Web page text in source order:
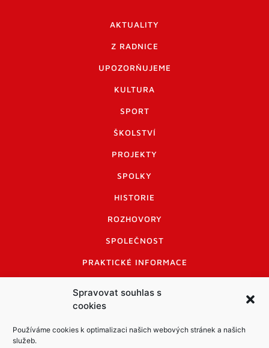
Spravovat souhlas s
cookies
Používáme cookies k optimalizaci našich webových stránek a našich
služeb.
AKTUALITY
Z RADNICE
UPOZORŇUJEME
KULTURA
SPORT
ŠKOLSTVÍ
PROJEKTY
SPOLKY
HISTORIE
ROZHOVORY
SPOLEČNOST
PRAKTICKÉ INFORMACE
INFORMACE A KODEX DISKUTUJÍCÍCH
LOGO A LOGO MANUÁL